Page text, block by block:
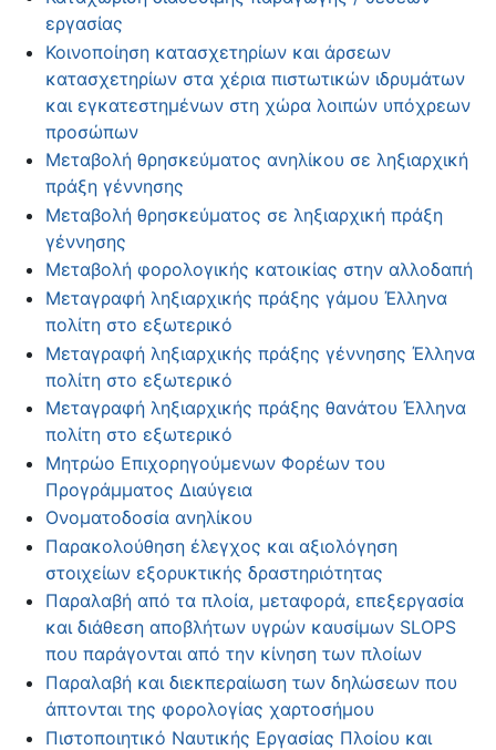
εργασίας
Κοινοποίηση κατασχετηρίων και άρσεων
κατασχετηρίων στα χέρια πιστωτικών ιδρυμάτων
και εγκατεστημένων στη χώρα λοιπών υπόχρεων
προσώπων
Μεταβολή θρησκεύματος ανηλίκου σε ληξιαρχική
πράξη γέννησης
Μεταβολή θρησκεύματος σε ληξιαρχική πράξη
γέννησης
Μεταβολή φορολογικής κατοικίας στην αλλοδαπή
Μεταγραφή ληξιαρχικής πράξης γάμου Έλληνα
πολίτη στο εξωτερικό
Μεταγραφή ληξιαρχικής πράξης γέννησης Έλληνα
πολίτη στο εξωτερικό
Μεταγραφή ληξιαρχικής πράξης θανάτου Έλληνα
πολίτη στο εξωτερικό
Μητρώο Επιχορηγούμενων Φορέων του
Προγράμματος Διαύγεια
Ονοματοδοσία ανηλίκου
Παρακολούθηση έλεγχος και αξιολόγηση
στοιχείων εξορυκτικής δραστηριότητας
Παραλαβή από τα πλοία, μεταφορά, επεξεργασία
και διάθεση αποβλήτων υγρών καυσίμων SLOPS
που παράγονται από την κίνηση των πλοίων
Παραλαβή και διεκπεραίωση των δηλώσεων που
άπτονται της φορολογίας χαρτοσήμου
Πιστοποιητικό Ναυτικής Εργασίας Πλοίου και